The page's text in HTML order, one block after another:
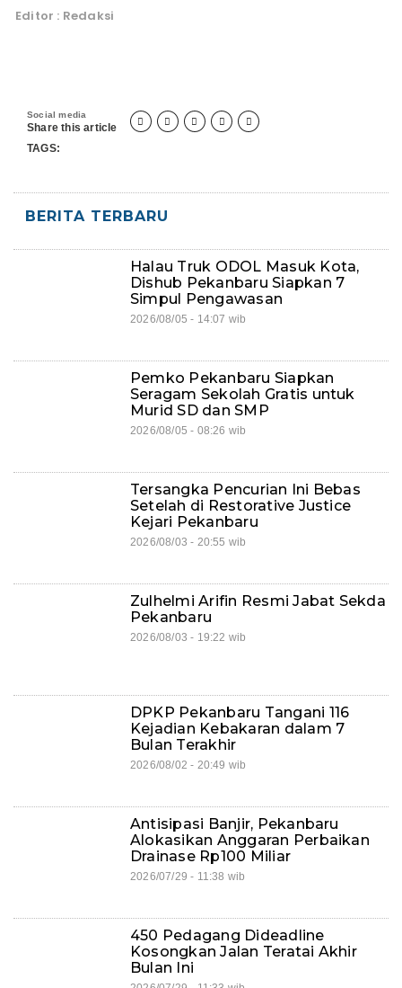
Editor : Redaksi
Social media
Share this article     
TAGS:
BERITA TERBARU
Halau Truk ODOL Masuk Kota,
Dishub Pekanbaru Siapkan 7
Simpul Pengawasan
2026/08/05 - 14:07 wib
Pemko Pekanbaru Siapkan
Seragam Sekolah Gratis untuk
Murid SD dan SMP
2026/08/05 - 08:26 wib
Tersangka Pencurian Ini Bebas
Setelah di Restorative Justice
Kejari Pekanbaru
2026/08/03 - 20:55 wib
Zulhelmi Arifin Resmi Jabat Sekda
Pekanbaru
2026/08/03 - 19:22 wib
DPKP Pekanbaru Tangani 116
Kejadian Kebakaran dalam 7
Bulan Terakhir
2026/08/02 - 20:49 wib
Antisipasi Banjir, Pekanbaru
Alokasikan Anggaran Perbaikan
Drainase Rp100 Miliar
2026/07/29 - 11:38 wib
450 Pedagang Dideadline
Kosongkan Jalan Teratai Akhir
Bulan Ini